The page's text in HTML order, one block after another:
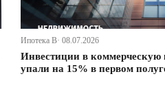
Ипотека В· 08.07.2026
Инвестиции в
упали на 15% в первом